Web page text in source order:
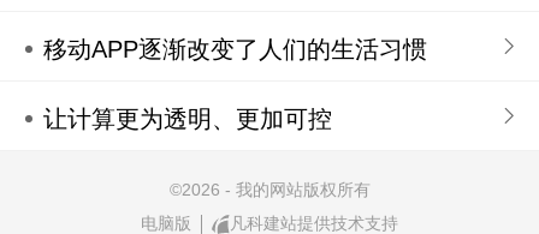
移动APP逐渐改变了人们的生活习惯
让计算更为透明、更加可控
©2026 - 我的网站版权所有
电脑版
凡科建站提供技术支持